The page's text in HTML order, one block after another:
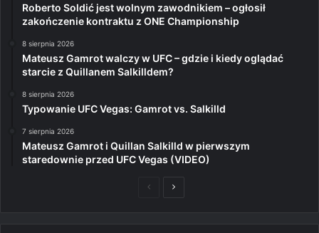
Roberto Soldić jest wolnym zawodnikiem – ogłosił
zakończenie kontraktu z ONE Championship
8 sierpnia 2026
Mateusz Gamrot walczy w UFC – gdzie i kiedy oglądać
starcie z Quillanem Salkilldem?
8 sierpnia 2026
Typowanie UFC Vegas: Gamrot vs. Salkilld
7 sierpnia 2026
Mateusz Gamrot i Quillan Salkilld w pierwszym
staredownie przed UFC Vegas (VIDEO)
PoprzedniaNastępna